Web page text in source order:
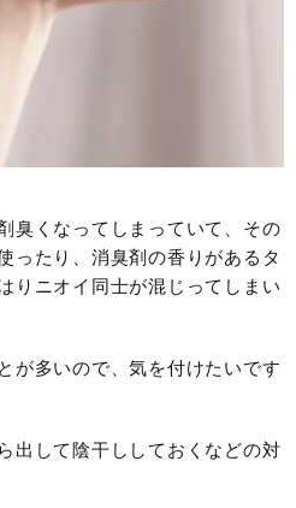
臭くなってしまっていて、その
ったり、消臭剤の香りがあるタ
りニオイ同士が混じってしまい
が多いので、気を付けたいです
出して陰干ししておくなどの対